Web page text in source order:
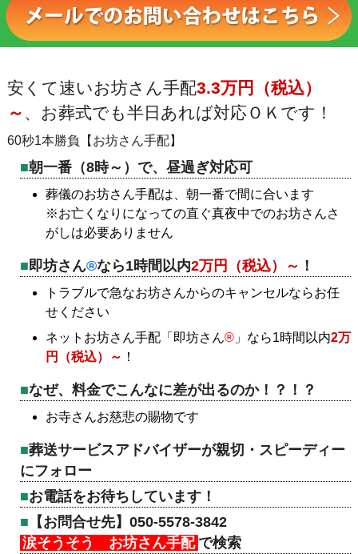
安くて速いお坊さん手配3.3万円（税込）
～ 、お葬式でも半日あれば対応ＯＫです！
60秒1本勝負【お坊さん手配】
朝一番（8時～）で、昼過ぎ対応可
葬儀のお坊さん手配は、朝一番で間に合います
※お亡くなりになっての直ぐ真夜中でのお坊さんさ
がしは必要ありません
即坊さん®なら1時間以内2万円（税込）～ ！
トラブルで急なお坊さんからのキャンセルならお任
せください
ネットお坊さん手配「即坊さん®」なら1時間以内2万
円（税込）～ ！
なぜ、料金でこんなに差が出るのか！？！？
お寺さんお慈悲の賜物です
葬送サービスアドバイザーが親切・スピーディー
にフォロー
お電話をお待ちしています！
【お問合せ先】050-5578-3842
涙そうそう お坊さん手配 で検索